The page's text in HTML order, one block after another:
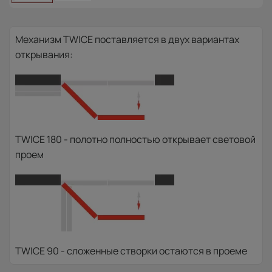
Механизм TWICE поставляется в двух вариантах
открывания:
TWICE 180 - полотно полностью открывает световой
проем
TWICE 90 - сложенные створки остаются в проеме